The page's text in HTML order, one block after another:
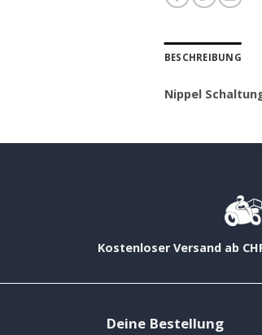
BESCHREIBUNG
Nippel
Kostenloser Versand ab
Deine Bestellung